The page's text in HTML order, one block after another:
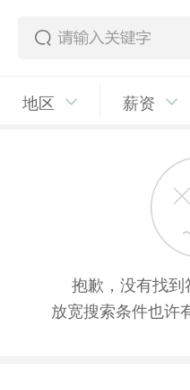
地区 薪资
抱歉，没有找到
放宽搜索条件也许